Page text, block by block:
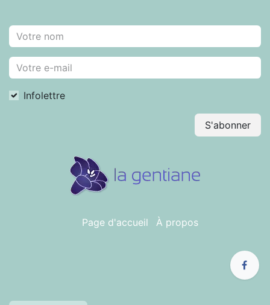
Infolettre
S'abonner
Page d'accueil À propos